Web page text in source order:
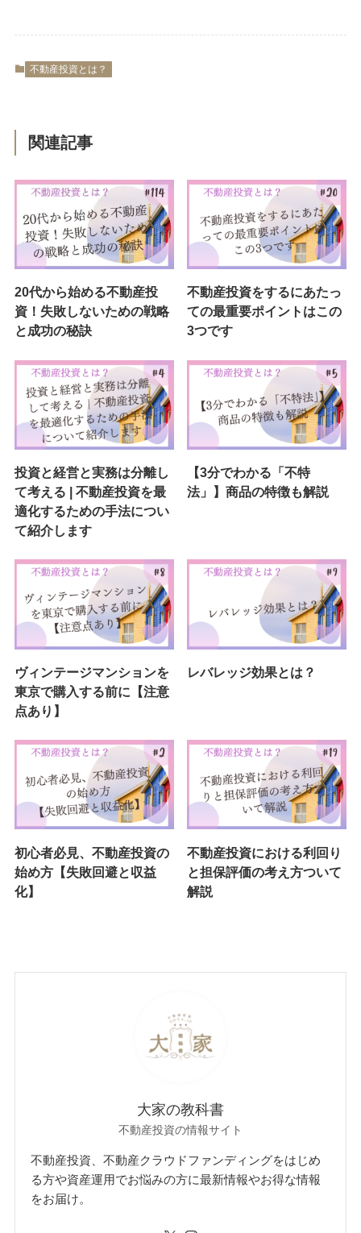
不動産投資とは？
関連記事
20代から始める不動産投
資！失敗しないための戦略
と成功の秘訣
不動産投資をするにあたっ
ての最重要ポイントはこの
3つです
投資と経営と実務は分離し
て考える | 不動産投資を最
適化するための手法につい
て紹介します
【3分でわかる「不特
法」】商品の特徴も解説
ヴィンテージマンションを
東京で購入する前に【注意
点あり】
レバレッジ効果とは？
初心者必見、不動産投資の
始め方【失敗回避と収益
化】
不動産投資における利回り
と担保評価の考え方ついて
解説
大家の教科書
不動産投資の情報サイト
不動産投資、不動産クラウドファンディングをはじめ
る方や資産運用でお悩みの方に最新情報やお得な情報
をお届け。